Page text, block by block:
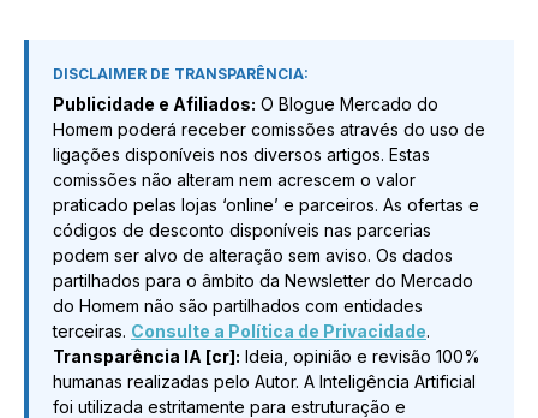
DISCLAIMER DE TRANSPARÊNCIA:
Publicidade e Afiliados: O Blogue Mercado do
Homem poderá receber comissões através do uso de
ligações disponíveis nos diversos artigos. Estas
comissões não alteram nem acrescem o valor
praticado pelas lojas ‘online’ e parceiros. As ofertas e
códigos de desconto disponíveis nas parcerias
podem ser alvo de alteração sem aviso. Os dados
partilhados para o âmbito da Newsletter do Mercado
do Homem não são partilhados com entidades
terceiras. Consulte a Política de Privacidade.
Transparência IA [cr]: Ideia, opinião e revisão 100%
humanas realizadas pelo Autor. A Inteligência Artificial
foi utilizada estritamente para estruturação e